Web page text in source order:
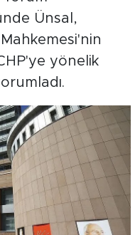
Ünsal,
yönelik